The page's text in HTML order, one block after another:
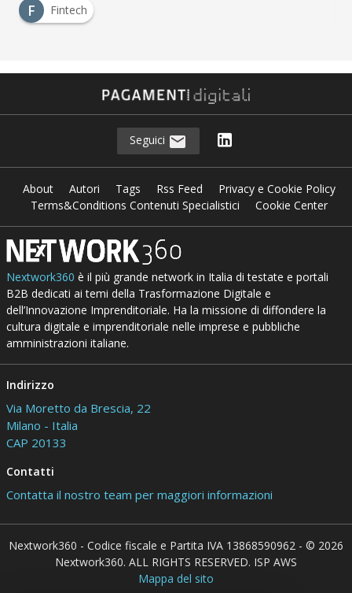
F
Fintech
Seguici
About Autori Tags Rss Feed
Privacy e Cookie Policy
Terms&Conditions Contenuti Specialistici
Cookie Center
Nextwork360 è il più grande network in Italia di testate e portali
B2B dedicati ai temi della Trasformazione Digitale e
dell’Innovazione Imprenditoriale. Ha la missione di diffondere la
cultura digitale e imprenditoriale nelle imprese e pubbliche
amministrazioni italiane.
Indirizzo
Via Moretto da Brescia, 22
Milano - Italia
CAP 20133
Contatti
Contatta il nostro team per maggiori informazioni
Nextwork360 - Codice fiscale e Partita IVA 13868590962 - © 2026
Nextwork360. ALL RIGHTS RESERVED. ISP AWS
Mappa del sito